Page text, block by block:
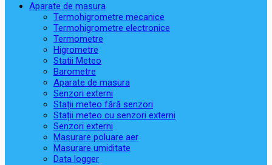
Aparate de masura
Termohigrometre mecanice
Termohigrometre electronice
Termometre
Higrometre
Statii Meteo
Barometre
Aparate de masura
Senzori externi
Stații meteo fără senzori
Stații meteo cu senzori externi
Senzori externi
Masurare poluare aer
Masurare umiditate
Data logger